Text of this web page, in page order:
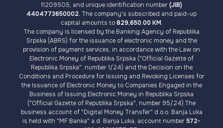
11209505, and unique identification number(JIB)
4404773650002. The company's subscribed and paid-up
capital amounts to829,650.00 KM.
The company is licensed by the Banking Agency of Republika
Srpska (ABRS) for the issuance of electronic money and the
provision of payment services, in accordance with the Law on
Electronic Money of Republika Srpska ("Official Gazette of
Republika Srpska", number 1/24) and the Decision on the
Conditions and Procedure for Issuing and Revoking Licenses for
the Issuance of Electronic Money to Companies Engaged in the
Business of Issuing Electronic Money in Republika Srpska
("Official Gazette of Republika Srpska", number 95/24).The
business account of "Digital Money Transfer" d.o.o. Banja Luka
is held with "MF Banka" a.d. Banja Luka, account number 572-